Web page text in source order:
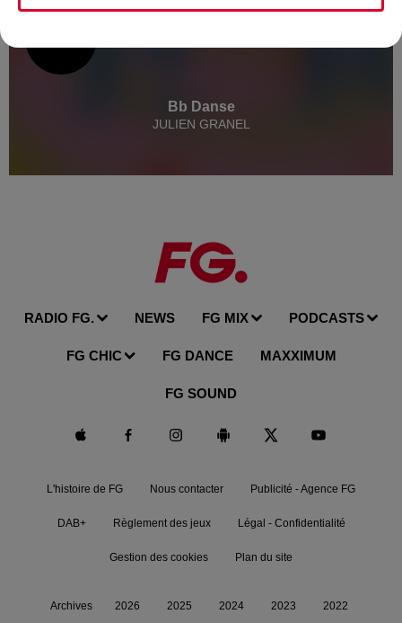
Bb Danse
JULIEN GRANEL
RADIO FG. NEWS FG MIX PODCASTS
FG CHIC FG DANCE MAXXIMUM
FG SOUND
L'histoire de FG Nous contacter Publicité - Agence FG
DAB+ Règlement des jeux Légal - Confidentialité
Gestion des cookies Plan du site
Archives 2026 2025 2024 2023 2022